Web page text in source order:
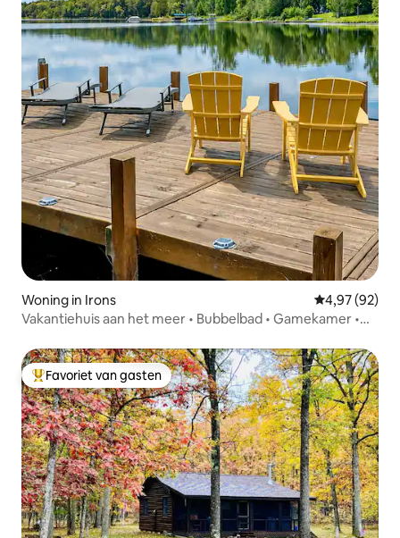
Woning in Irons Gemiddelde
4,97 (92)
Vakantiehuis aan het meer • Bubbelbad • Gamekamer •
Topfavoriet van gasten
Favoriet van gasten